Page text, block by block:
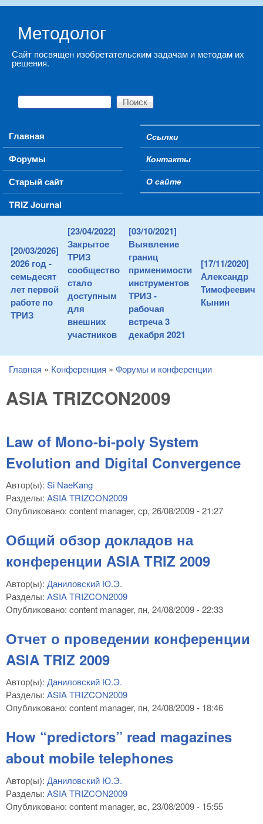
Методолог
Сайт посвящен изобретательским задачам и методам их
решения.
Форма поиска
Поиск
Main menu
Главная
Форумы
Старый сайт
TRIZ Journal
Secondary menu
Ссылки
Контакты
О сайте
[20/03/2026]
2026 год -
семьдесят
лет первой
работе по
ТРИЗ
[23/04/2022]
Закрытое
ТРИЗ
сообщество
стало
доступным
для
внешних
участников
[03/10/2021]
Выявление
границ
применимости
инструментов
ТРИЗ -
рабочая
встреча 3
декабря 2021
[17/11/2020]
Александр
Тимофеевич
Кынин
You are here
Главная » Конференция » Форумы и конференции
ASIA TRIZCON2009
Law of Mono-bi-poly System
Evolution and Digital Convergence
Автор(ы): Si NaeKang
Разделы: ASIA TRIZCON2009
Опубликовано: content manager, ср, 26/08/2009 - 21:27
Общий обзор докладов на
конференции ASIA TRIZ 2009
Автор(ы): Даниловский Ю.Э.
Разделы: ASIA TRIZCON2009
Опубликовано: content manager, пн, 24/08/2009 - 22:33
Отчет о проведении конференции
ASIA TRIZ 2009
Автор(ы): Даниловский Ю.Э.
Разделы: ASIA TRIZCON2009
Опубликовано: content manager, пн, 24/08/2009 - 18:46
How “predictors” read magazines
about mobile telephones
Автор(ы): Даниловский Ю.Э.
Разделы: ASIA TRIZCON2009
Опубликовано: content manager, вс, 23/08/2009 - 15:55